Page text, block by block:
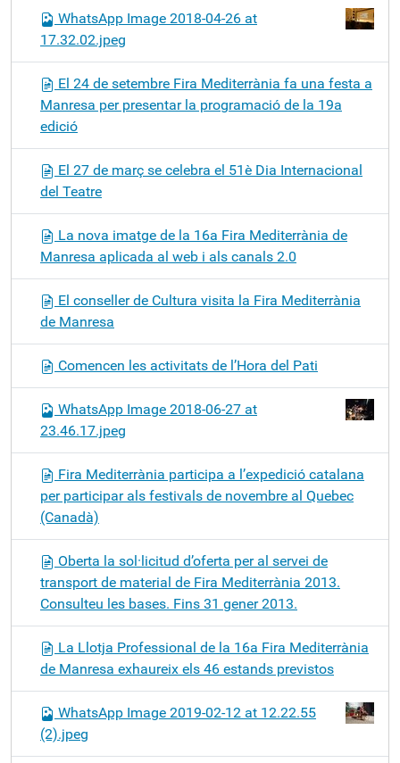
WhatsApp Image 2018-04-26 at
17.32.02.jpeg
El 24 de setembre Fira Mediterrània fa una festa a
Manresa per presentar la programació de la 19a
edició
El 27 de març se celebra el 51è Dia Internacional
del Teatre
La nova imatge de la 16a Fira Mediterrània de
Manresa aplicada al web i als canals 2.0
El conseller de Cultura visita la Fira Mediterrània
de Manresa
Comencen les activitats de l’Hora del Pati
WhatsApp Image 2018-06-27 at
23.46.17.jpeg
Fira Mediterrània participa a l’expedició catalana
per participar als festivals de novembre al Quebec
(Canadà)
Oberta la sol·licitud d’oferta per al servei de
transport de material de Fira Mediterrània 2013.
Consulteu les bases. Fins 31 gener 2013.
La Llotja Professional de la 16a Fira Mediterrània
de Manresa exhaureix els 46 estands previstos
WhatsApp Image 2019-02-12 at 12.22.55
(2).jpeg